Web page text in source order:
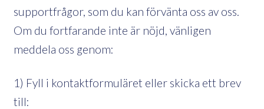
supportfrågor, som du kan förvänta oss av oss.
Om du fortfarande inte är nöjd, vänligen
meddela oss genom:
1) Fyll i kontaktformuläret eller skicka ett brev
till: